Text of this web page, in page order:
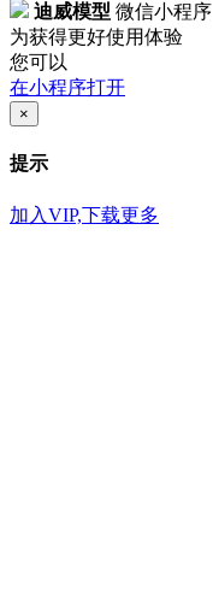
迪威模型 微信小程序
为获得更好使用体验
您可以
在小程序打开
×
提示
加入VIP,下载更多